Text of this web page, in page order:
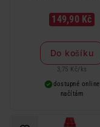
149,90 Kč
Do košíku
3,75 Kč/ ks
dostupné online
načítám